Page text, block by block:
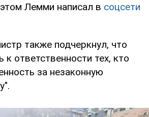
Лемми написал в соцсети
также подчеркнул, что
к ответственности тех, кто
за незаконную